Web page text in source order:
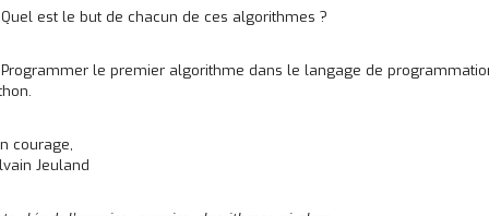
est le but de chacun de ces algorithmes ?
le premier algorithme dans le langage de
courage,
Jeuland